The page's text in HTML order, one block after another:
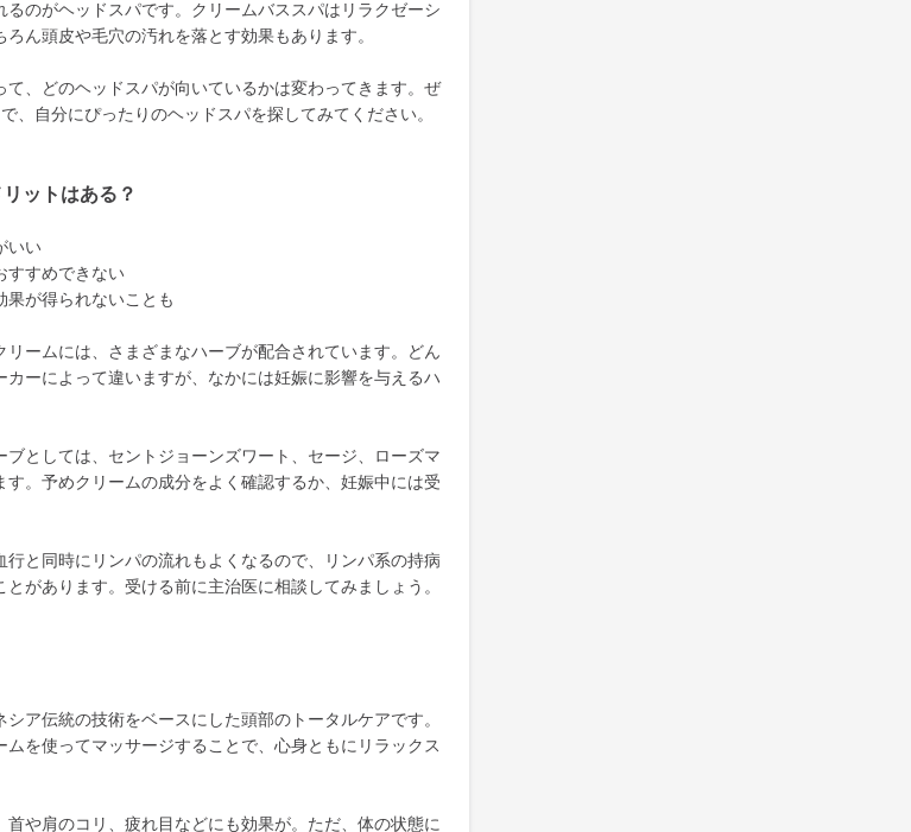
るのがヘッドスパです。クリームバススパはリラクゼーシ
ん頭皮や毛穴の汚れを落とす効果もあります。
て、どのヘッドスパが向いているかは変わってきます。ぜ
、自分にぴったりのヘッドスパを探してみてください。
ットはある？
いい
すすめできない
果が得られないことも
リームには、さまざまなハーブが配合されています。どん
カーによって違いますが、なかには妊娠に影響を与えるハ
としては、セントジョーンズワート、セージ、ローズマ
す。予めクリームの成分をよく確認するか、妊娠中には受
行と同時にリンパの流れもよくなるので、リンパ系の持病
があります。受ける前に主治医に相談してみましょう。
ア伝統の技術をベースにした頭部のトータルケアです。
ムを使ってマッサージすることで、心身ともにリラックス
や肩のコリ、疲れ目などにも効果が。ただ、体の状態に